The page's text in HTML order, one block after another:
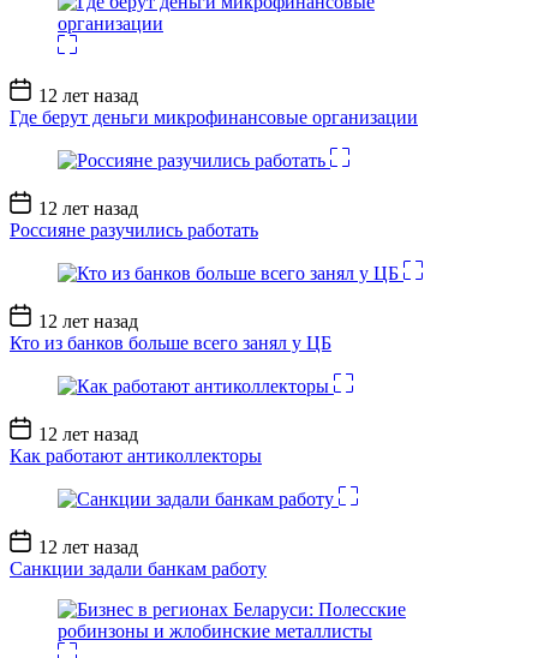
Дата
записи
12 лет назад
Где берут деньги микрофинансовые организации
Дата
записи
12 лет назад
Россияне разучились работать
Дата
записи
12 лет назад
Кто из банков больше всего занял у ЦБ
Дата
записи
12 лет назад
Как работают антиколлекторы
Дата
записи
12 лет назад
Санкции задали банкам работу